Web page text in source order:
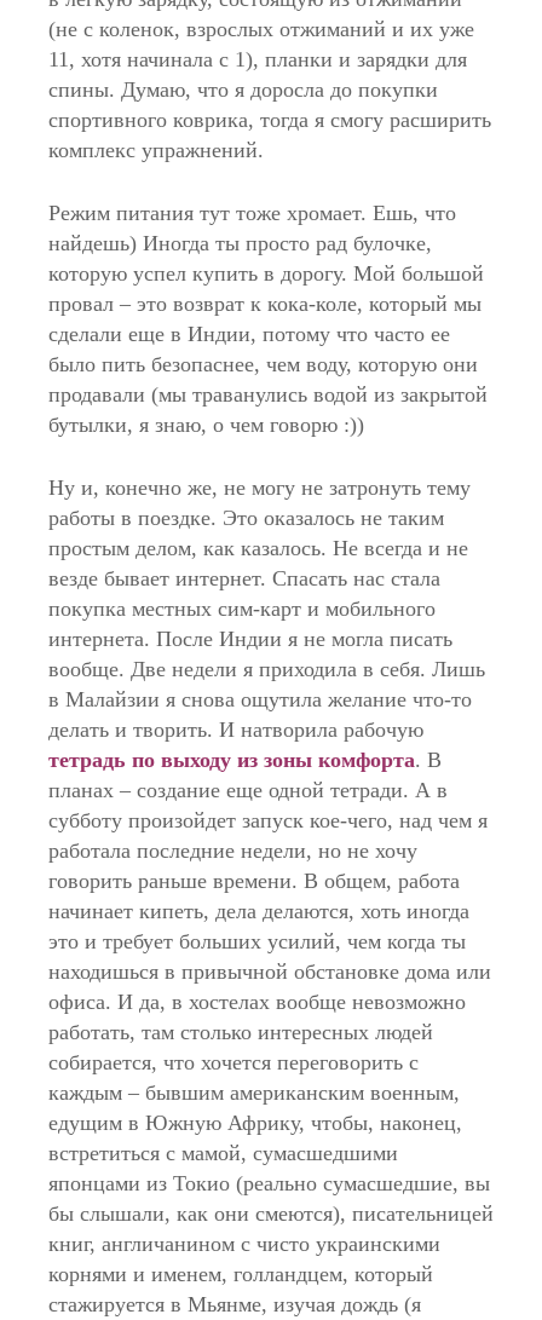
(не с коленок, взрослых отжиманий и их уже
11, хотя начинала с 1), планки и зарядки для
спины. Думаю, что я доросла до покупки
спортивного коврика, тогда я смогу расширить
комплекс упражнений.
Режим питания тут тоже хромает. Ешь, что
найдешь) Иногда ты просто рад булочке,
которую успел купить в дорогу. Мой большой
провал – это возврат к кока-коле, который мы
сделали еще в Индии, потому что часто ее
было пить безопаснее, чем воду, которую они
продавали (мы траванулись водой из закрытой
бутылки, я знаю, о чем говорю :))
Ну и, конечно же, не могу не затронуть тему
работы в поездке. Это оказалось не таким
простым делом, как казалось. Не всегда и не
везде бывает интернет. Спасать нас стала
покупка местных сим-карт и мобильного
интернета. После Индии я не могла писать
вообще. Две недели я приходила в себя. Лишь
в Малайзии я снова ощутила желание что-то
делать и творить. И натворила рабочую
тетрадь по выходу из зоны комфорта. В
планах – создание еще одной тетради. А в
субботу произойдет запуск кое-чего, над чем я
работала последние недели, но не хочу
говорить раньше времени. В общем, работа
начинает кипеть, дела делаются, хоть иногда
это и требует больших усилий, чем когда ты
находишься в привычной обстановке дома или
офиса. И да, в хостелах вообще невозможно
работать, там столько интересных людей
собирается, что хочется переговорить с
каждым – бывшим американским военным,
едущим в Южную Африку, чтобы, наконец,
встретиться с мамой, сумасшедшими
японцами из Токио (реально сумасшедшие, вы
бы слышали, как они смеются), писательницей
книг, англичанином с чисто украинскими
корнями и именем, голландцем, который
стажируется в Мьянме, изучая дождь (я